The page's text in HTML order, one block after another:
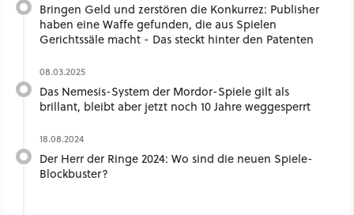
Bringen Geld und zerstören die Konkurrez: Publisher
haben eine Waffe gefunden, die aus Spielen
Gerichtssäle macht - Das steckt hinter den Patenten
08.03.2025
Das Nemesis-System der Mordor-Spiele gilt als
brillant, bleibt aber jetzt noch 10 Jahre weggesperrt
18.08.2024
Der Herr der Ringe 2024: Wo sind die neuen Spiele-
Blockbuster?